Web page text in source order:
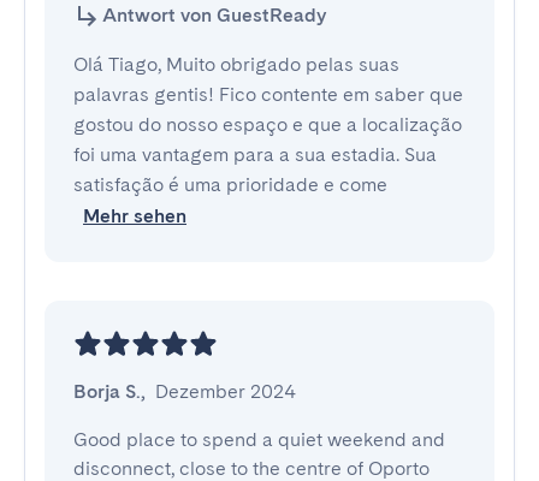
Antwort von GuestReady
Olá Tiago, Muito obrigado pelas suas
palavras gentis! Fico contente em saber que
gostou do nosso espaço e que a localização
foi uma vantagem para a sua estadia. Sua
satisfação é uma prioridade e come
Mehr sehen
Borja S., Dezember 2024
Good place to spend a quiet weekend and
disconnect, close to the centre of Oporto